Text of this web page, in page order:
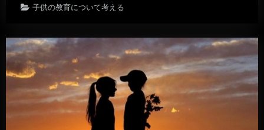
子供の教育について考える